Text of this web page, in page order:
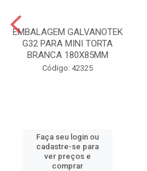
EMBALAGEM GALVANOTEK
G32 PARA MINI TORTA
BRANCA 180X85MM
Código: 42325
Faça seu login ou
cadastre-se para
ver preços e
comprar